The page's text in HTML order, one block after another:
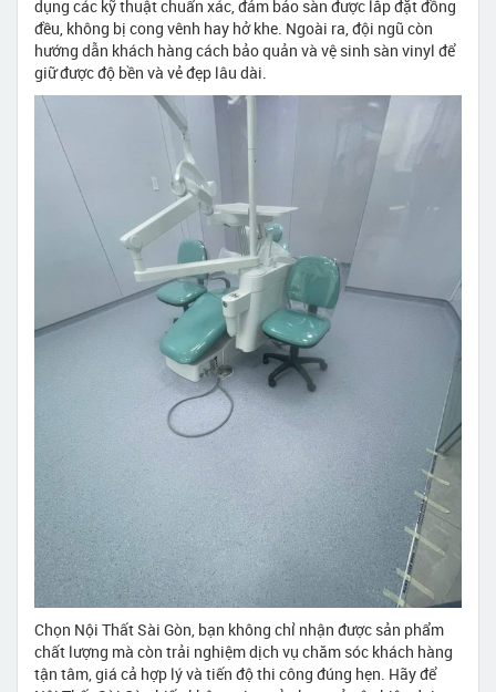
dụng các kỹ thuật chuẩn xác, đảm bảo sàn được lắp đặt đồng
đều, không bị cong vênh hay hở khe. Ngoài ra, đội ngũ còn
hướng dẫn khách hàng cách bảo quản và vệ sinh sàn vinyl để
giữ được độ bền và vẻ đẹp lâu dài.
Chọn Nội Thất Sài Gòn, bạn không chỉ nhận được sản phẩm
chất lượng mà còn trải nghiệm dịch vụ chăm sóc khách hàng
tận tâm, giá cả hợp lý và tiến độ thi công đúng hẹn. Hãy để